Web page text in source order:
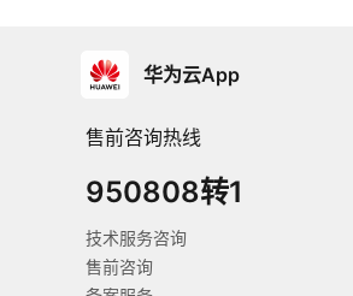
华为云App
售前咨询热线
950808转1
技术服务咨询
售前咨询